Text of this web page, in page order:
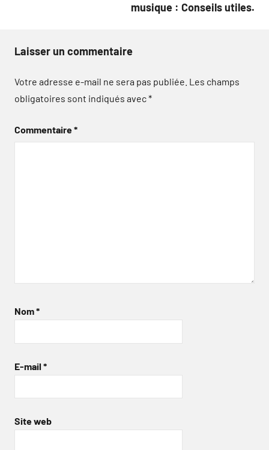
musique : Conseils utiles.
Laisser un commentaire
Votre adresse e-mail ne sera pas publiée. Les champs
obligatoires sont indiqués avec*
Commentaire*
Nom*
E-mail *
Site web